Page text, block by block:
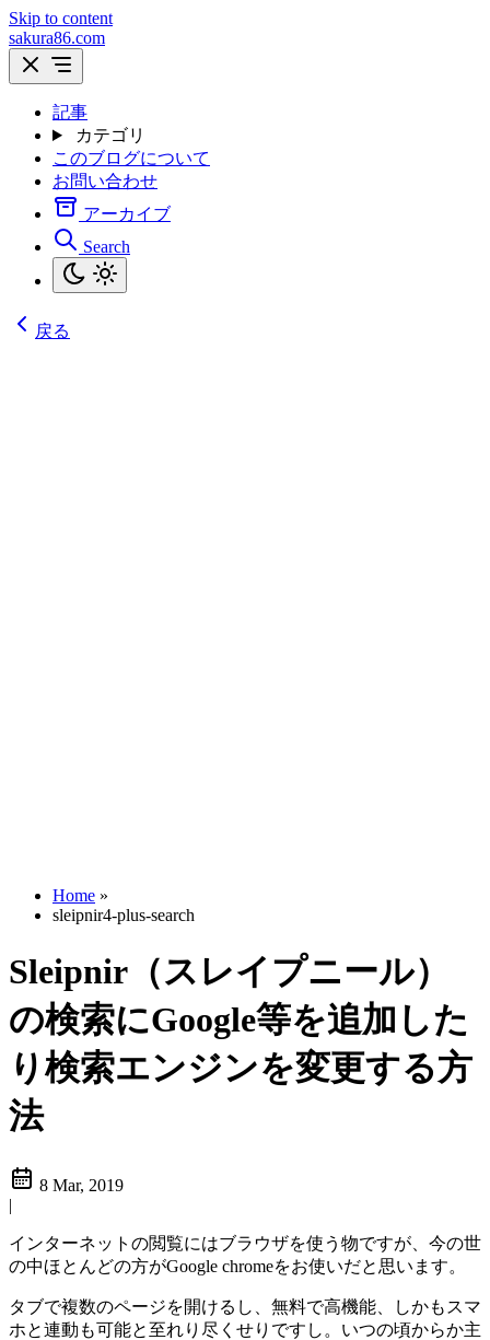
Skip to content
sakura86.com
記事
カテゴリ
このブログについて
お問い合わせ
アーカイブ
Search
戻る
Home »
sleipnir4-plus-search
Sleipnir（スレイプニール）
の検索にGoogle等を追加した
り検索エンジンを変更する方
法
8 Mar, 2019
|
インターネットの閲覧にはブラウザを使う物ですが、今の世
の中ほとんどの方がGoogle chromeをお使いだと思います。
タブで複数のページを開けるし、無料で高機能、しかもスマ
ホと連動も可能と至れり尽くせりですし。いつの頃からか主